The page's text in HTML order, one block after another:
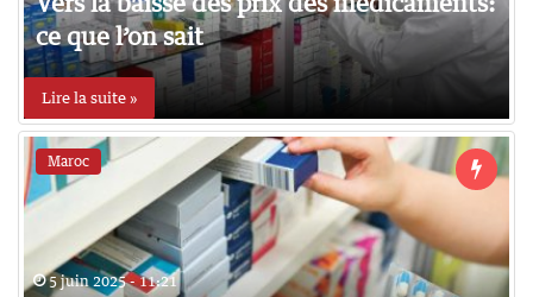
ce que l’on sait
Lire la suite »
Maroc
5 juin 2025 - 11:21